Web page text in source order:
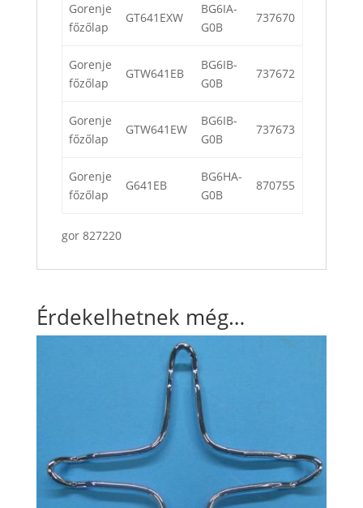
Gorenje
főzőlap
GT641EXW
BG6IA-
G0B
737670
Gorenje
főzőlap
GTW641EB
BG6IB-
G0B
737672
Gorenje
főzőlap
GTW641EW
BG6IB-
G0B
737673
Gorenje
főzőlap
G641EB
BG6HA-
G0B
870755
gor 827220
Érdekelhetnek még…